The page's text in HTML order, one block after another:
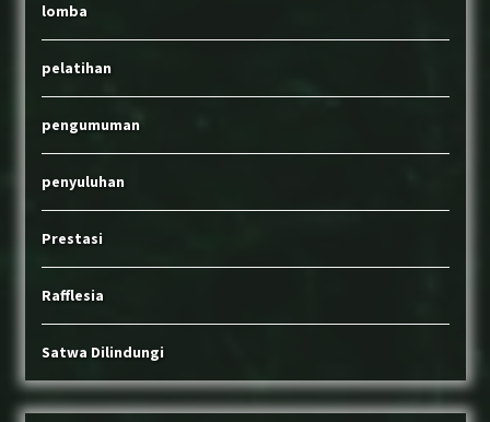
lomba
pelatihan
pengumuman
penyuluhan
Prestasi
Rafflesia
Satwa Dilindungi